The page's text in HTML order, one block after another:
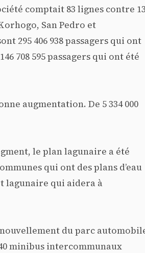
comptait 83 lignes contre
San Pedro et
295 406 938 passagers qui ont
708 595 passagers qui ont été
augmentation. De 5 334 000
le plan lagunaire a été
qui ont des plans d’eau
lagunaire qui aidera à
du parc
minibus intercommunaux